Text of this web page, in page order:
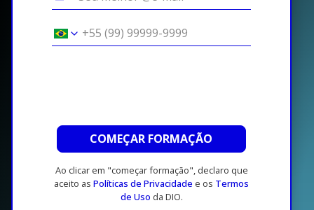
COMEÇAR FORMAÇÃO
Ao clicar em "começar formação", declaro que
aceito as Políticas de Privacidade e os Termos
de Uso da DIO.